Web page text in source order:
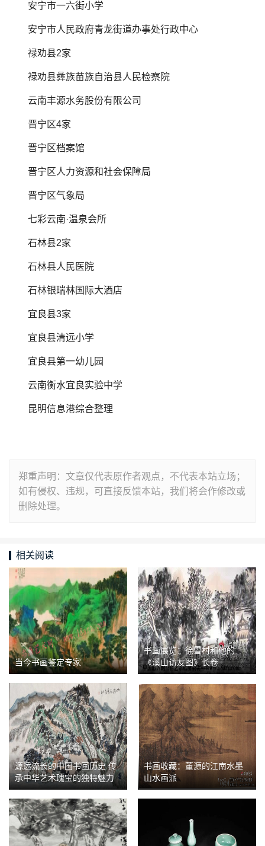
安宁市一六街小学
安宁市人民政府青龙街道办事处行政中心
禄劝县2家
禄劝县彝族苗族自治县人民检察院
云南丰源水务股份有限公司
晋宁区4家
晋宁区档案馆
晋宁区人力资源和社会保障局
晋宁区气象局
七彩云南·温泉会所
石林县2家
石林县人民医院
石林银瑞林国际大酒店
宜良县3家
宜良县清远小学
宜良县第一幼儿园
云南衡水宜良实验中学
昆明信息港综合整理
郑重声明：文章仅代表原作者观点，不代表本站立场；
如有侵权、违规，可直接反馈本站，我们将会作修改或
删除处理。
相关阅读
当今书画鉴定专家
书画展览：徐雪村和他的
《溪山访友图》长卷
源远流长的中国书画历史 传
承中华艺术瑰宝的独特魅力
书画收藏：董源的江南水墨
山水画派